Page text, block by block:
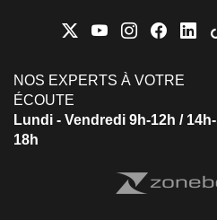
NOS EXPERTS À VOTRE
ÉCOUTE
Lundi - Vendredi 9h-12h / 14h-
18h